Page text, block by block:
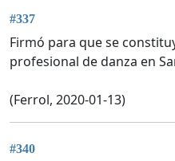
#337
Firmó para que se
profesional de danza en
(Ferrol, 2020-01-13)
#340